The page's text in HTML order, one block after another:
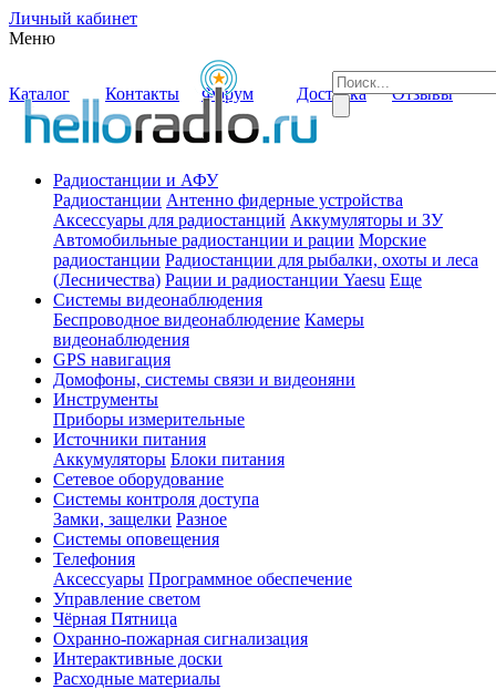
Личный кабинет
Меню
Каталог Контакты Форум Доставка Отзывы
Радиостанции и АФУ
Радиостанции Антенно фидерные устройства
Аксессуары для радиостанций Аккумуляторы и ЗУ
Автомобильные радиостанции и рации Морские
радиостанции Радиостанции для рыбалки, охоты и леса
(Лесничества) Рации и радиостанции Yaesu Еще
Системы видеонаблюдения
Беспроводное видеонаблюдение Камеры
видеонаблюдения
GPS навигация
Домофоны, системы связи и видеоняни
Инструменты
Приборы измерительные
Источники питания
Аккумуляторы Блоки питания
Сетевое оборудование
Системы контроля доступа
Замки, защелки Разное
Системы оповещения
Телефония
Аксессуары Программное обеспечение
Управление светом
Чёрная Пятница
Охранно-пожарная сигнализация
Интерактивные доски
Расходные материалы